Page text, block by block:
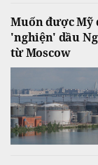
Muốn được Mỹ
'nghiện' dầu
từ Moscow